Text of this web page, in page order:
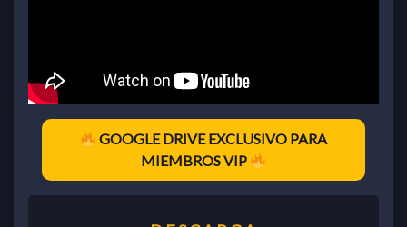
GOOGLE DRIVE EXCLUSIVO PARA
MIEMBROS VIP